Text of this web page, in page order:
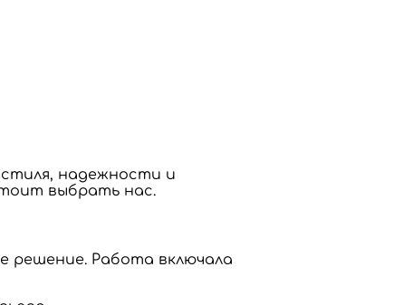
надежности и
выбрать нас.
решение. Работа включала